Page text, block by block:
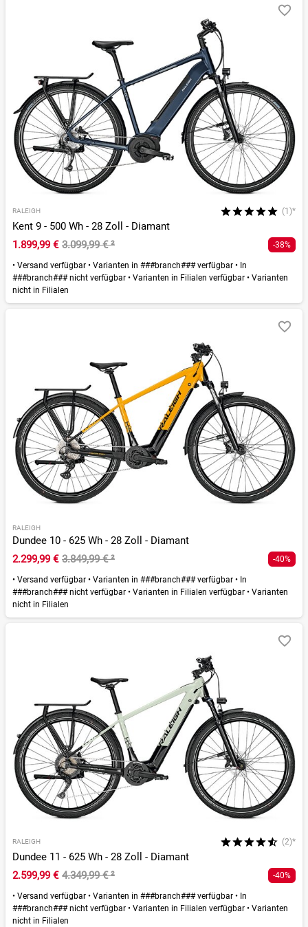
RALEIGH (1)*
Kent 9 - 500 Wh - 28 Zoll - Diamant
1.899,99 € 3.099,99 €² -38%
• Versand verfügbar • Varianten in ###branch### verfügbar • In
###branch### nicht verfügbar • Varianten in Filialen verfügbar • Varianten
nicht in Filialen
RALEIGH
Dundee 10 - 625 Wh - 28 Zoll - Diamant
2.299,99 € 3.849,99 €² -40%
• Versand verfügbar • Varianten in ###branch### verfügbar • In
###branch### nicht verfügbar • Varianten in Filialen verfügbar • Varianten
nicht in Filialen
RALEIGH (2)*
Dundee 11 - 625 Wh - 28 Zoll - Diamant
2.599,99 € 4.349,99 €² -40%
• Versand verfügbar • Varianten in ###branch### verfügbar • In
###branch### nicht verfügbar • Varianten in Filialen verfügbar • Varianten
nicht in Filialen